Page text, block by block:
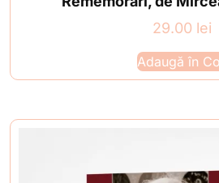
29.00 lei
Adaugă în